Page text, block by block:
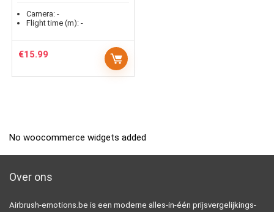
Camera: -
Flight time (m): -
€15.99
No woocommerce widgets added
Over ons
Airbrush-emotions.be is een moderne alles-in-één prijsvergelijkings-